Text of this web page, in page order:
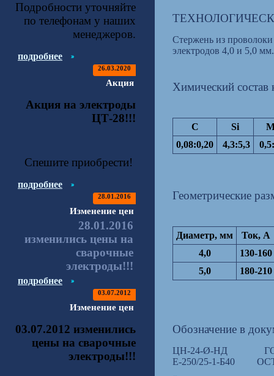
Подробности уточняйте
по телефонам у наших
менеджеров.
подробнее
26.03.2020
Акция
Акция на электроды
ЦТ-28!!!
Спешите приобрести!
подробнее
28.01.2016
Изменение цен
28.01.2016
изменились цены на
сварочные
электроды!!!
подробнее
03.07.2012
Изменение цен
03.07.2012 изменились
цены на сварочные
электроды!!!
Стержень из
электродов 4,0 и 5,0 мм.
Химический состав
C Si
0,08:0,20
4,3:5,3
Геометрические
Диаметр, мм
Ток, А
4,0
130-160
5,0
180-210
Обозначение в
ЦН-24-Ø-НД
Е-250/25-1-Б40 ОСТ